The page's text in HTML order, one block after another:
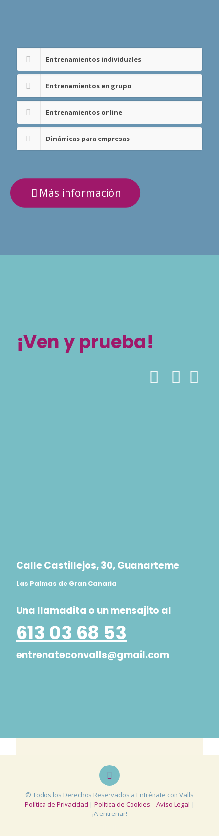
Entrenamientos individuales
Entrenamientos en grupo
Entrenamientos online
Dinámicas para empresas
Más información
¡Ven y prueba!
Calle Castillejos, 30, Guanarteme
Las Palmas de Gran Canaria
Una llamadita o un mensajito al
613 03 68 53
entrenateconvalls@gmail.com
© Todos los Derechos Reservados a Entrénate con Valls
Política de Privacidad | Política de Cookies | Aviso Legal |
¡A entrenar!